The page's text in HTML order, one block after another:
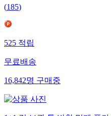
(185)
525적립
무료배송
16,842명구매중